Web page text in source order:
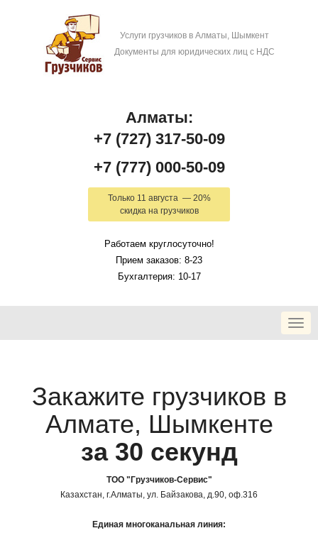
Услуги грузчиков в Алматы, Шымкент
Документы для юридических лиц с НДС
Алматы:
+7 (727) 317-50-09
+7 (777) 000-50-09
Только 11 августа — 20%
скидка на грузчиков
Работаем круглосуточно!
Прием заказов: 8-23
Бухгалтерия: 10-17
Закажите грузчиков в
Алмате, Шымкенте
за 30 секунд
ТOO "Грузчиков-Сервис"
Казахстан, г.Алматы, ул. Байзакова, д.90, оф.316
Единая многоканальная линия: